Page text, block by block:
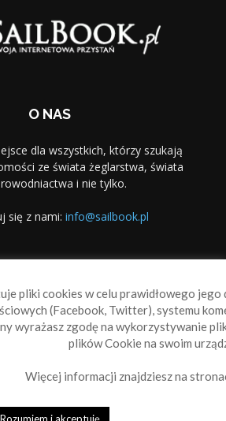
O NAS
dla wszystkich, którzy szukają
ze świata żeglarstwa, świata
i nie tylko.
się z nami: info@sailbook.pl
Reklama
Polityka prywatności
pliki cookies w celu prawidłowego
(Facebook, Twitter), systemu
wyrażasz zgodę na wykorzystywanie
plików Cookie na swoim
Więcej informacji znajdziesz na